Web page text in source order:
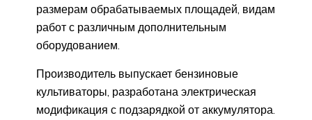
размерам обрабатываемых площадей, видам
работ с различным дополнительным
оборудованием.
Производитель выпускает бензиновые
культиваторы, разработана электрическая
модификация с подзарядкой от аккумулятора.